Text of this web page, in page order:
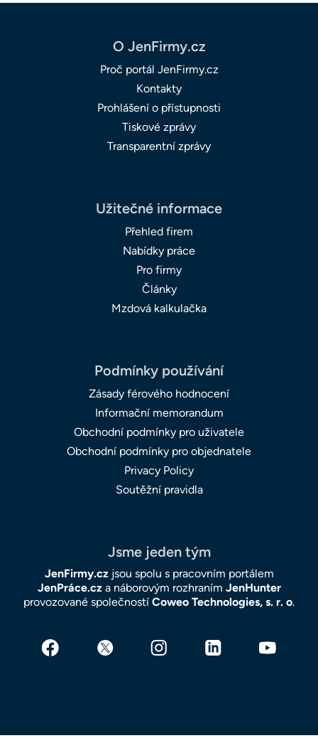
O JenFirmy.cz
Proč portál JenFirmy.cz
Kontakty
Prohlášení o přístupnosti
Tiskové zprávy
Transparentní zprávy
Užitečné informace
Přehled firem
Nabídky práce
Pro firmy
Články
Mzdová kalkulačka
Podmínky používání
Zásady férového hodnocení
Informační memorandum
Obchodní podmínky pro uživatele
Obchodní podmínky pro objednatele
Privacy Policy
Soutěžní pravidla
Jsme jeden tým
JenFirmy.czjsou spolu s pracovním portálem
JenPráce.cza náborovým rozhraním JenHunter
provozované společností Coweo Technologies, s. r. o.